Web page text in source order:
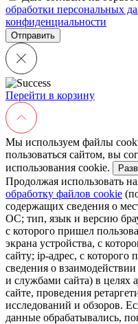
обработки персональных
конфиденциальности
Перейти в корзину
Мы используем файлы
пользоваться сайтом, вы
использования cookie.
Продолжая использовать
обработку файлов cookie
содержащих сведения о
ОС; тип, язык и версию
с которого пришел
экрана устройства, с
сайту; ip-адрес, с которого
сведения о
и службами сайта) в целях
сайте, проведения
исследований и обзоров.
данные обрабатывались,